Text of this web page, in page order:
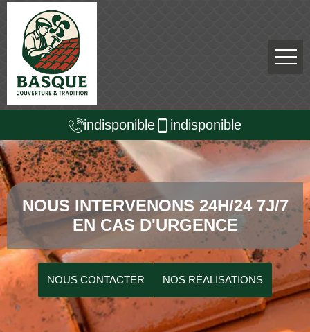
indisponible indisponible
NOUS INTERVENONS 24H/24 7J/7
EN CAS D'URGENCE
NOUS CONTACTER NOS RÉALISATIONS